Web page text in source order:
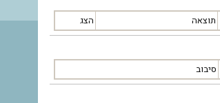
תוצאה הצג
סיבוב